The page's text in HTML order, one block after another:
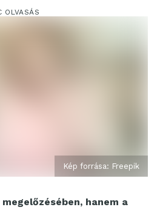
OLVASÁS
Kép forrása: Freepik
hanem a